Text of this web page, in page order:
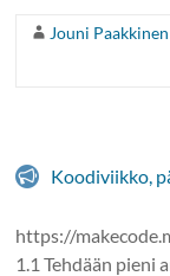
Jouni Paakkinen
Koodiviikko,
https://
1.1 Tehdään pieni